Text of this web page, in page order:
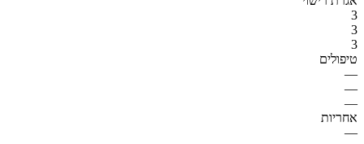
3
3
3
טיפולים
—
—
—
אחריות
—